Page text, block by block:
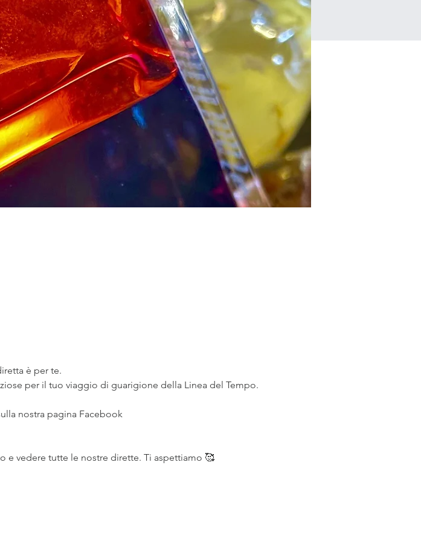
è per te.
per il tuo viaggio di guarigione della Linea del Tempo.
nostra pagina Facebook
e vedere tutte le nostre dirette. Ti aspettiamo 🥰